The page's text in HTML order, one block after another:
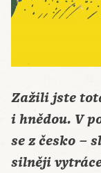
Zažili jste
i hnědou. V
se z česko –
silněji